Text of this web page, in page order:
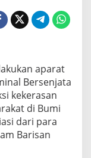
aparat
Bersenjata
kekerasan
di Bumi
dari para
Barisan